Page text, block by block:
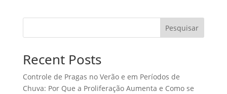
Pesquisar
Recent Posts
Controle de Pragas no Verão e em Períodos de
Chuva: Por Que a Proliferação Aumenta e Como se